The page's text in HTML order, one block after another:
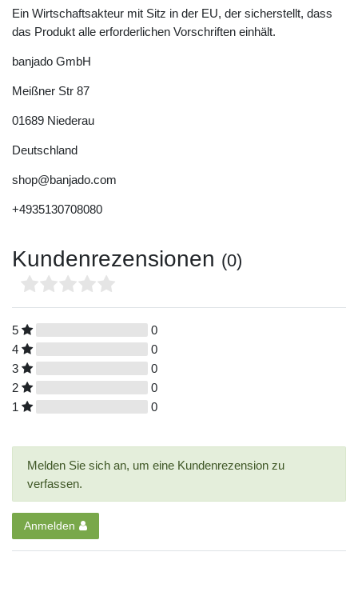
Ein Wirtschaftsakteur mit Sitz in der EU, der sicherstellt, dass
das Produkt alle erforderlichen Vorschriften einhält.
banjado GmbH
Meißner Str 87
01689 Niederau
Deutschland
shop@banjado.com
+4935130708080
Kundenrezensionen (0)
5
0
4
0
3
0
2
0
1
0
Melden Sie sich an, um eine Kundenrezension zu
verfassen.
Anmelden